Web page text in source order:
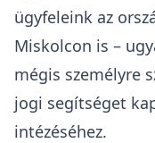
ügyfeleink az
Miskolcon is –
mégis személyre
jogi segítséget
intézéséhez.